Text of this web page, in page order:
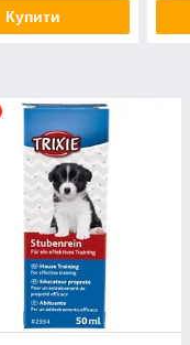
Купити